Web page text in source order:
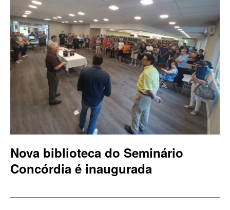
Nova biblioteca do Seminário
Concórdia é inaugurada